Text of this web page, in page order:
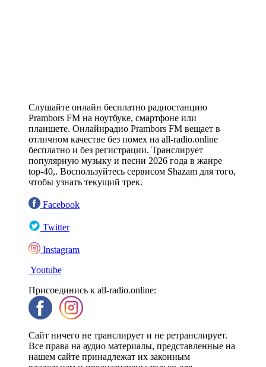
Слушайте онлайн бесплатно радиостанцию
Prambors FM на ноутбуке, смартфоне или
планшете. Онлайнрадио Prambors FM вещает в
отличном качестве без помех на all-radio.online
бесплатно и без регистрации. Транслирует
популярную музыку и песни 2026 года в жанре
top-40,. Воспользуйтесь сервисом Shazam для того,
чтобы узнать текущий трек.
Facebook
Twitter
Instagram
Youtube
Присоединись к all-radio.online:
Сайт ничего не транслирует и не ретранслирует.
Все права на аудио материалы, представленные на
нашем сайте принадлежат их законным